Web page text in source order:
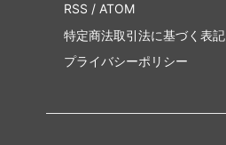
RSS / ATOM
特定商法取引法に基づく表記
プライバシーポリシー